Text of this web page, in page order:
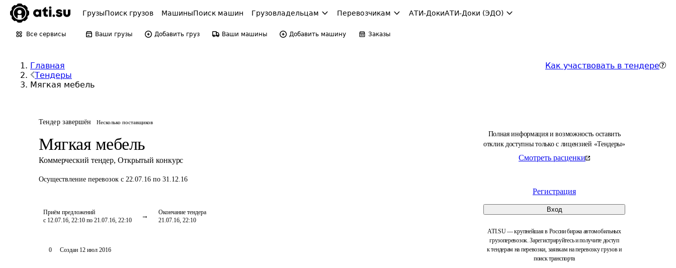
ГрузыПоиск грузов МашиныПоиск машин Грузовладельцам Перевозчикам АТИ-ДокиАТИ-Доки (ЭДО)
Все сервисы Ваши грузы Добавить груз Ваши машины Добавить машину Заказы
Главная
Тендеры
Мягкая мебель
Как участвовать в тендере
Тендер завершён Несколько поставщиков
Мягкая мебель
Коммерческий тендер, Открытый конкурс
Осуществление перевозок с 22.07.16 по 31.12.16
Приём предложений
с 12.07.16, 22:10 по 21.07.16, 22:10
Окончание тендера
21.07.16, 22:10
Полная информация и возможность оставить
отклик доступны только с лицензией «Тендеры»
Смотреть расценки
Регистрация
Вход
ATI.SU — крупнейшая в России биржа автомобильных
грузоперевозок. Зарегистрируйтесь и получите доступ
к тендерам на перевозки, заявкам на перевозку грузов и
поиск транспорта
0 Создан 12 июл 2016